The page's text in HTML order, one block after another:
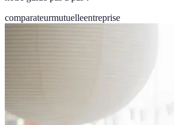
comparateurmutuelleentreprise